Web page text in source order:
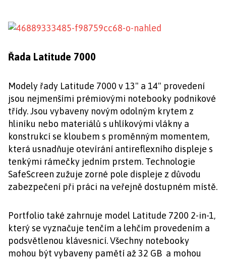
Řada Latitude 7000
Modely řady Latitude 7000 v 13" a 14" provedení
jsou nejmenšími prémiovými notebooky podnikové
třídy. Jsou vybaveny novým odolným krytem z
hliníku nebo materiálů s uhlíkovými vlákny a
konstrukcí se kloubem s proměnným momentem,
která usnadňuje otevírání antireflexního displeje s
tenkými rámečky jedním prstem. Technologie
SafeScreen zužuje zorné pole displeje z důvodu
zabezpečení při práci na veřejně dostupném místě.
Portfolio také zahrnuje model Latitude 7200 2-in-1,
který se vyznačuje tenčím a lehčím provedením a
podsvětlenou klávesnicí. Všechny notebooky
mohou být vybaveny pamětí až 32 GB a mohou